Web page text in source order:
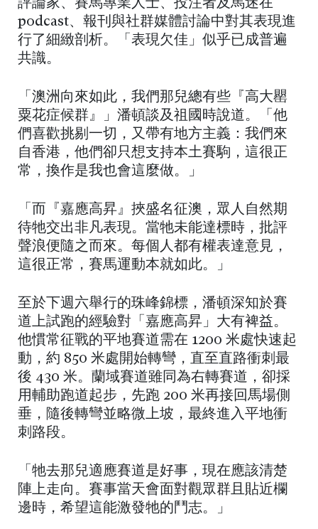
評論家、賽馬專業人士、投注者及馬迷在
podcast、報刊與社群媒體討論中對其表現進
行了細緻剖析。「表現欠佳」似乎已成普遍
共識。
「澳洲向來如此，我們那兒總有些『高大罌
粟花症候群』」潘頓談及祖國時說道。「他
們喜歡挑剔一切，又帶有地方主義：我們來
自香港，他們卻只想支持本土賽駒，這很正
常，換作是我也會這麼做。」
「而『嘉應高昇』挾盛名征澳，眾人自然期
待牠交出非凡表現。當牠未能達標時，批評
聲浪便隨之而來。每個人都有權表達意見，
這很正常，賽馬運動本就如此。」
至於下週六舉行的珠峰錦標，潘頓深知於賽
道上試跑的經驗對「嘉應高昇」大有裨益。
他慣常征戰的平地賽道需在 1200 米處快速起
動，約 850 米處開始轉彎，直至直路衝刺最
後 430 米。蘭域賽道雖同為右轉賽道，卻採
用輔助跑道起步，先跑 200 米再接回馬場側
垂，隨後轉彎並略微上坡，最終進入平地衝
刺路段。
「牠去那兒適應賽道是好事，現在應該清楚
陣上走向。賽事當天會面對觀眾群且貼近欄
邊時，希望這能激發牠的鬥志。」